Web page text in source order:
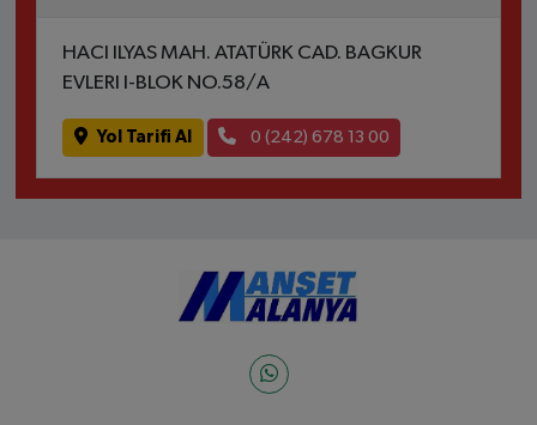
HACI ILYAS MAH. ATATÜRK CAD. BAGKUR
EVLERI I-BLOK NO.58/A
Yol Tarifi Al 0 (242) 678 13 00